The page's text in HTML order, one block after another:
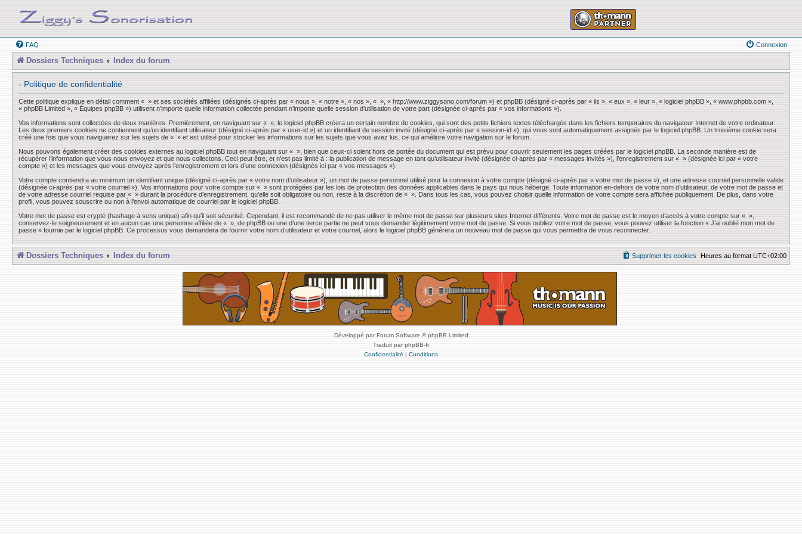
FAQ Connexion
Dossiers Techniques Index du forum
- Politique de confidentialité
Cette politique explique en détail comment « » et ses sociétés affiliées (désignés ci-après par « nous », « notre », « nos », « », « http://www.ziggysono.com/forum ») et phpBB (désigné ci-après par « ils », « eux », « leur », « logiciel phpBB », « www.phpbb.com »,
« phpBB Limited », « Équipes phpBB ») utilisent n’importe quelle information collectée pendant n’importe quelle session d’utilisation de votre part (désignée ci-après par « vos informations »).
Vos informations sont collectées de deux manières. Premièrement, en naviguant sur « », le logiciel phpBB créera un certain nombre de cookies, qui sont des petits fichiers textes téléchargés dans les fichiers temporaires du navigateur Internet de votre ordinateur.
Les deux premiers cookies ne contiennent qu’un identifiant utilisateur (désigné ci-après par « user-id ») et un identifiant de session invité (désigné ci-après par « session-id »), qui vous sont automatiquement assignés par le logiciel phpBB. Un troisième cookie sera
créé une fois que vous naviguerez sur les sujets de « » et est utilisé pour stocker les informations sur les sujets que vous avez lus, ce qui améliore votre navigation sur le forum.
Nous pouvons également créer des cookies externes au logiciel phpBB tout en naviguant sur « », bien que ceux-ci soient hors de portée du document qui est prévu pour couvrir seulement les pages créées par le logiciel phpBB. La seconde manière est de
récupérer l’information que vous nous envoyez et que nous collectons. Ceci peut être, et n’est pas limité à : la publication de message en tant qu’utilisateur invité (désignée ci-après par « messages invités »), l’enregistrement sur « » (désignée ici par « votre
compte ») et les messages que vous envoyez après l’enregistrement et lors d’une connexion (désignés ici par « vos messages »).
Votre compte contiendra au minimum un identifiant unique (désigné ci-après par « votre nom d’utilisateur »), un mot de passe personnel utilisé pour la connexion à votre compte (désigné ci-après par « votre mot de passe »), et une adresse courriel personnelle valide
(désignée ci-après par « votre courriel »). Vos informations pour votre compte sur « » sont protégées par les lois de protection des données applicables dans le pays qui nous héberge. Toute information en-dehors de votre nom d’utilisateur, de votre mot de passe et
de votre adresse courriel requise par « » durant la procédure d’enregistrement, qu’elle soit obligatoire ou non, reste à la discrétion de « ». Dans tous les cas, vous pouvez choisir quelle information de votre compte sera affichée publiquement. De plus, dans votre
profil, vous pouvez souscrire ou non à l’envoi automatique de courriel par le logiciel phpBB.
Votre mot de passe est crypté (hashage à sens unique) afin qu’il soit sécurisé. Cependant, il est recommandé de ne pas utiliser le même mot de passe sur plusieurs sites Internet différents. Votre mot de passe est le moyen d’accès à votre compte sur « »,
conservez-le soigneusement et en aucun cas une personne affiliée de « », de phpBB ou une d’une tierce partie ne peut vous demander légitimement votre mot de passe. Si vous oubliez votre mot de passe, vous pouvez utiliser la fonction « J’ai oublié mon mot de
passe » fournie par le logiciel phpBB. Ce processus vous demandera de fournir votre nom d’utilisateur et votre courriel, alors le logiciel phpBB générera un nouveau mot de passe qui vous permettra de vous reconnecter.
Dossiers Techniques Index du forum Heures au format UTC+02:00
Supprimer les cookies
Développé par Forum Software © phpBB Limited
Traduit par phpBB-fr
Confidentialité | Conditions